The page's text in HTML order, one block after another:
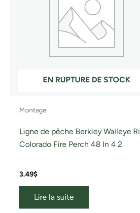
EN RUPTURE DE STOCK
Montage
Ligne de pêche Berkley Walleye
Colorado Fire Perch 48 In 4 2
3.49$
Lire la suite